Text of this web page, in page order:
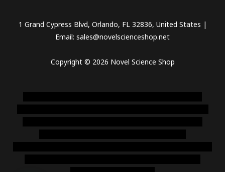
1 Grand Cypress Blvd, Orlando, FL 32836, United States |
Email: sales@novelscienceshop.net
Copyright © 2026 Novel Science Shop